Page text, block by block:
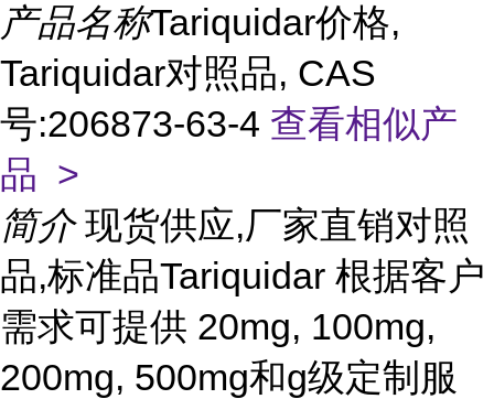
产品名称Tariquidar价格,
Tariquidar对照品, CAS
号:206873-63-4 查看相似产
品 >
简介 现货供应,厂家直销对照
品,标准品Tariquidar 根据客户
需求可提供 20mg, 100mg,
200mg, 500mg和g级定制服